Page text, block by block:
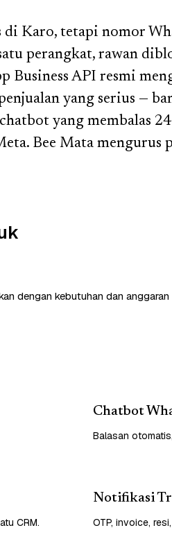
di Karo, tetapi nomor
perangkat, rawan
Business API resmi
yang serius —
yang membalas
Bee Mata mengurus
dengan kebutuhan dan anggaran
Chatbot
Balasan
CRM.
Notifikasi
OTP, invoice,